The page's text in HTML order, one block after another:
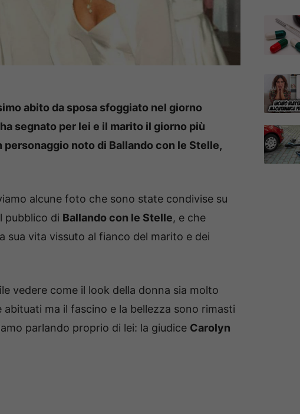
abito da sposa sfoggiato nel giorno
segnato per lei e il marito il giorno più
noto di Ballando con le Stelle,
alcune foto che sono state condivise su
pubblico di Ballando con le Stelle, e che
vita vissuto al fianco del marito e dei
vedere come il look della donna sia molto
ma il fascino e la bellezza sono rimasti
parlando proprio di lei: la giudice Carolyn